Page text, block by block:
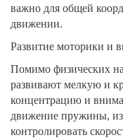
важно для общей
движении.
Развитие моторики и
Помимо физических
развивают мелкую и
концентрацию и
движение пружины,
контролировать